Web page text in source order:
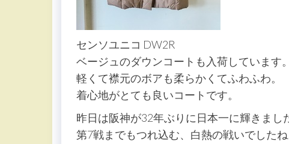
センソユニコ DW2R
ベージュのダウンコートも入荷しています。
軽くて襟元のボアも柔らかくてふわふわ。
着心地がとても良いコートです。
昨日は阪神が32年ぶりに日本一に輝きまし
第7戦までもつれ込む、白熱の戦いでしたね